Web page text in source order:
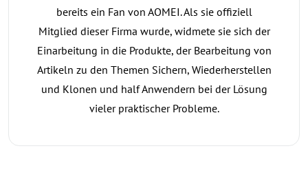
bereits ein Fan von AOMEI. Als sie offiziell
Mitglied dieser Firma wurde, widmete sie sich der
Einarbeitung in die Produkte, der Bearbeitung von
Artikeln zu den Themen Sichern, Wiederherstellen
und Klonen und half Anwendern bei der Lösung
vieler praktischer Probleme.